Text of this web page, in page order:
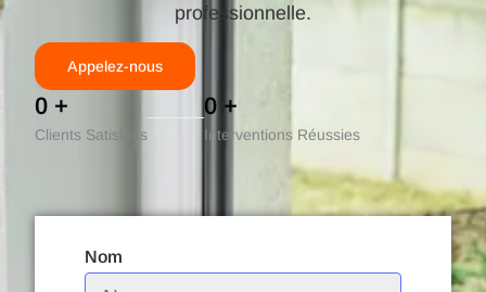
professionnelle.
Appelez-nous
0 +
Clients Satisfaits
0 +
Interventions Réussies
Nom